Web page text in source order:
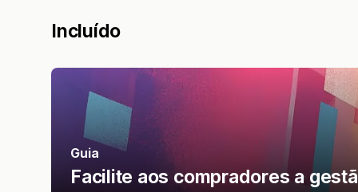
Incluído
Guia
Facilite aos compradores a